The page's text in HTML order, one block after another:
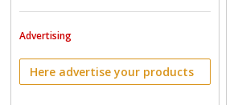
Advertising
Here advertise your products